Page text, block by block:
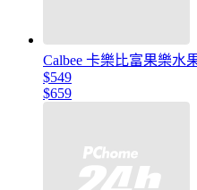
Calbee 卡樂比富果樂水
$549
$659